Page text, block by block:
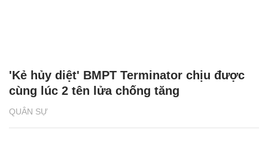
QUÂN SỰ
'Kẻ hủy diệt' BMPT Terminator chịu được
cùng lúc 2 tên lửa chống tăng